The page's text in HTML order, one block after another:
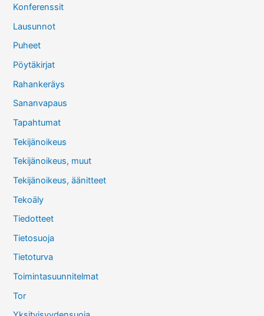
Konferenssit
Lausunnot
Puheet
Pöytäkirjat
Rahankeräys
Sananvapaus
Tapahtumat
Tekijänoikeus
Tekijänoikeus, muut
Tekijänoikeus, äänitteet
Tekoäly
Tiedotteet
Tietosuoja
Tietoturva
Toimintasuunnitelmat
Tor